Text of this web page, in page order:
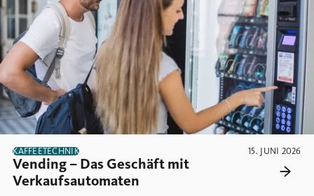
KAFFEETECHNIK 15. JUNI 2026
Vending – Das Geschäft mit
Verkaufsautomaten